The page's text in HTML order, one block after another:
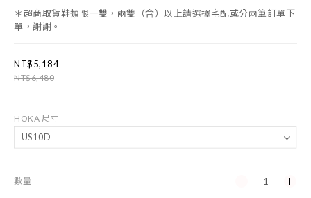
＊超商取貨鞋類限一雙，兩雙（含）以上請選擇宅配或分兩筆訂單下
單，謝謝。
NT$5,184
NT$6,480
HOKA 尺寸
數量